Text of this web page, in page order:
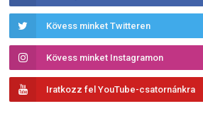
Kövess minket Twitteren
Kövess minket Instagramon
Iratkozz fel YouTube-csatornánkra